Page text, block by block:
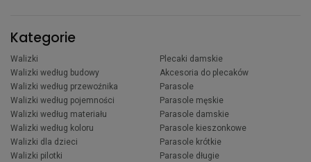
Kategorie
Walizki
Walizki według budowy
Walizki według przewoźnika
Walizki według pojemności
Walizki według materiału
Walizki według koloru
Walizki dla dzieci
Walizki pilotki
Plecaki damskie
Akcesoria do plecaków
Parasole
Parasole męskie
Parasole damskie
Parasole kieszonkowe
Parasole krótkie
Parasole długie